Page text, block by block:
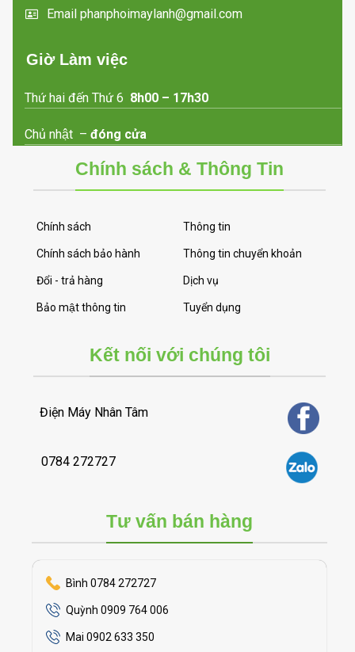
Email phanphoimaylanh@gmail.com
Giờ Làm việc
Thứ hai đến Thứ 6 8h00 – 17h30
Chủ nhật –đóng cửa
Chính sách & Thông Tin
Chính sách
Chính sách bảo hành
Đổi - trả hàng
Bảo mật thông tin
Thông tin
Thông tin chuyển khoản
Dịch vụ
Tuyển dụng
Kết nối với chúng tôi
Điện Máy Nhân Tâm
0784 272727
Tư vấn bán hàng
Bình 0784 272727
Quỳnh 0909 764 006
Mai 0902 633 350